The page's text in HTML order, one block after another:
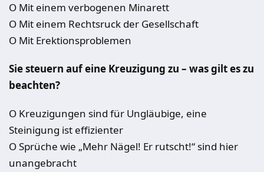
O Mit einem verbogenen Minarett
O Mit einem Rechtsruck der Gesellschaft
O Mit Erektionsproblemen
Sie steuern auf eine Kreuzigung zu – was gilt es zu
beachten?
O Kreuzigungen sind für Ungläubige, eine
Steinigung ist effizienter
O Sprüche wie „Mehr Nägel! Er rutscht!“ sind hier
unangebracht